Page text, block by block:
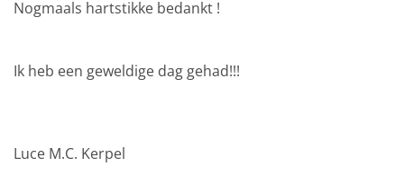
Nogmaals hartstikke bedankt !
Ik heb een geweldige dag gehad!!!
Luce M.C. Kerpel